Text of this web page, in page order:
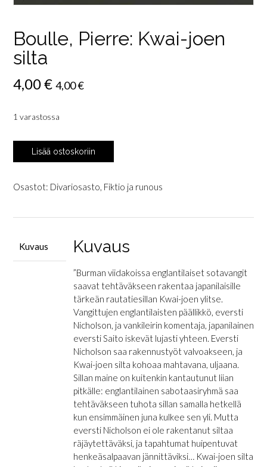
Boulle, Pierre: Kwai-joen
silta
4,00€ 4,00€
1 varastossa
Boulle,
Pierre:
joen
Lisää ostoskoriin
Osastot: Divariosasto, Fiktio ja runous
Kuvaus Kuvaus
”Burman viidakoissa englantilaiset sotavangit
saavat tehtäväkseen rakentaa japanilaisille
tärkeän rautatiesillan Kwai-joen ylitse.
Vangittujen englantilaisten päällikkö, eversti
Nicholson, ja vankileirin komentaja, japanilainen
eversti Saito iskevät lujasti yhteen. Eversti
Nicholson saa rakennustyöt valvoakseen, ja
Kwai-joen silta kohoaa mahtavana, uljaana.
Sillan maine on kuitenkin kantautunut liian
pitkälle: englantilainen sabotaasiryhmä saa
tehtäväkseen tuhota sillan samalla hetkellä
kun ensimmäinen juna kulkee sen yli. Mutta
eversti Nicholson ei ole rakentanut siltaa
räjäytettäväksi, ja tapahtumat huipentuvat
henkeäsalpaavan jännittäviksi… Kwai-joen silta